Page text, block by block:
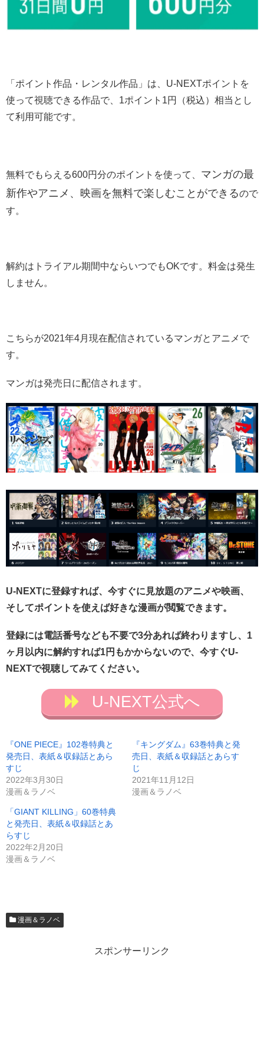
「ポイント作品・レンタル作品」は、U-NEXTポイントを
使って視聴できる作品で、1ポイント1円（税込）相当とし
て利用可能です。
無料でもらえる600円分のポイントを使って、 マンガの最
新作やアニメ、映画を無料で楽しむことができるので
す。
解約はトライアル期間中ならいつでもOKです。料金は発生
しません。
こちらが2021年4月現在配信されているマンガとアニメで
す。
マンガは発売日に配信されます。
U-NEXTに登録すれば、今すぐに見放題のアニメや映画、
そしてポイントを使えば好きな漫画が閲覧できます。
登録には電話番号なども不要で3分あれば終わりますし、1
ヶ月以内に解約すれば1円もかからないので、今すぐU-
NEXTで視聴してみてください。
U-NEXT公式へ
『ONE PIECE』102巻特典と
発売日、表紙＆収録話とあら
すじ
2022年3月30日
漫画＆ラノベ
『キングダム』63巻特典と発
売日、表紙＆収録話とあらす
じ
2021年11月12日
漫画＆ラノベ
「GIANT KILLING」60巻特典
と発売日、表紙＆収録話とあ
らすじ
2022年2月20日
漫画＆ラノベ
漫画＆ラノベ
スポンサーリンク